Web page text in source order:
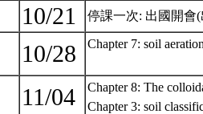
10/21 停課一次: 出國開會
10/28 Chapter 7: soil
11/04
Chapter 8: The
Chapter 3: soil